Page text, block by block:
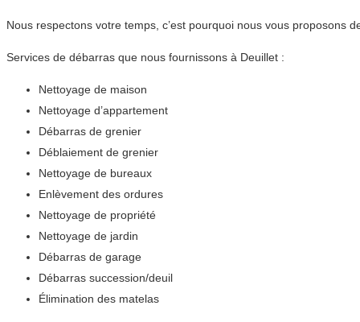
Nous respectons votre temps, c’est pourquoi nous vous proposons
Services de débarras que nous fournissons à Deuillet :
Nettoyage de maison
Nettoyage d’appartement
Débarras de grenier
Déblaiement de grenier
Nettoyage de bureaux
Enlèvement des ordures
Nettoyage de propriété
Nettoyage de jardin
Débarras de garage
Débarras succession/deuil
Élimination des matelas